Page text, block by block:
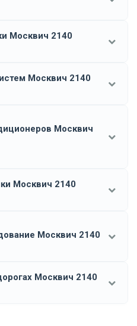
Москвич 2140
Москвич 2140
Москвич
Москвич 2140
Москвич 2140
Москвич 2140